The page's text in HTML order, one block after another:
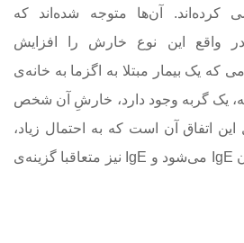
کرده‌اند. آن‌ها متوجه شده‌اند که
واقع این نوع خارش را افزایش
که یک بیمار مبتلا به اگزما به خانه‌ی
یک گربه وجود دارد، خارشِ آن شخص
این اتفاق آن است که به احتمال زیاد،
پُرزِ گربه باعث فعال شدن IgE می‌شود و IgE نیز متعاقبا گزینه‌ی